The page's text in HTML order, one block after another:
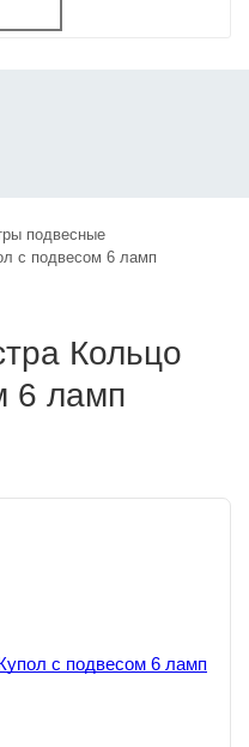
подвесные
с подвесом 6 ламп
Кольцо
6 ламп